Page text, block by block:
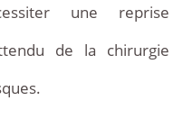
une reprise
de la chirurgie